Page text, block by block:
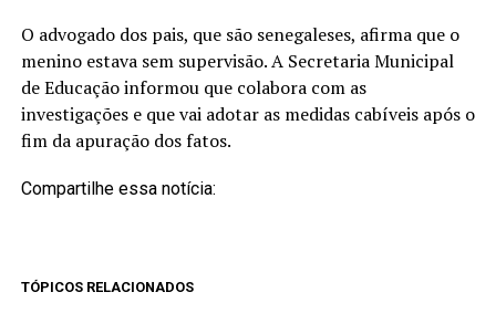
O advogado dos pais, que são senegaleses, afirma que o
menino estava sem supervisão. A Secretaria Municipal
de Educação informou que colabora com as
investigações e que vai adotar as medidas cabíveis após o
fim da apuração dos fatos.
Compartilhe essa notícia:
TÓPICOS RELACIONADOS